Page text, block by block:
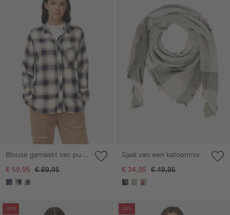
Blouse gemaakt van puur
viscose
€ 59,95 € 89,95
Sjaal van een katoenmix
€ 34,95 € 49,95
-35%
overslaan
-30%
Galerie overslaan